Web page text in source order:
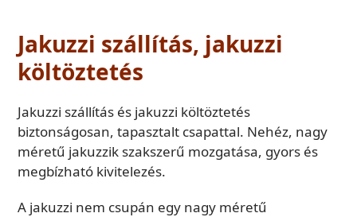
Jakuzzi szállítás, jakuzzi
költöztetés
Jakuzzi szállítás és jakuzzi költöztetés
biztonságosan, tapasztalt csapattal. Nehéz, nagy
méretű jakuzzik szakszerű mozgatása, gyors és
megbízható kivitelezés.
A jakuzzi nem csupán egy nagy méretű